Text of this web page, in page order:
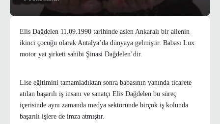
Elis Dağdelen 11.09.1990 tarihinde aslen Ankaralı bir ailenin
ikinci çocuğu olarak Antalya’da dünyaya gelmiştir. Babası Lux
motor yat şirketi sahibi Şinasi Dağdelen’dir.
Lise eğitimini tamamladıktan sonra babasının yanında ticarete
atılan başarılı iş insanı ve sanatçı Elis Dağdelen bu süreç
içerisinde aynı zamanda medya sektöründe birçok iş kolunda
başarılı işlere de imza atmıştır.